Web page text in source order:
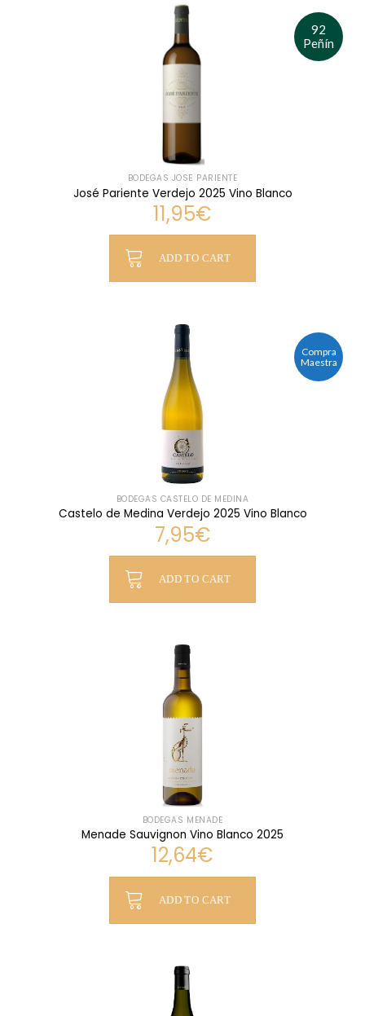
92
Peñín
BODEGAS JOSÉ PARIENTE
José Pariente Verdejo 2025 Vino Blanco
11,95€
ADD TO CART
Compra
Maestra
BODEGAS CASTELO DE MEDINA
Castelo de Medina Verdejo 2025 Vino Blanco
7,95€
ADD TO CART
BODEGAS MENADE
Menade Sauvignon Vino Blanco 2025
12,64€
ADD TO CART